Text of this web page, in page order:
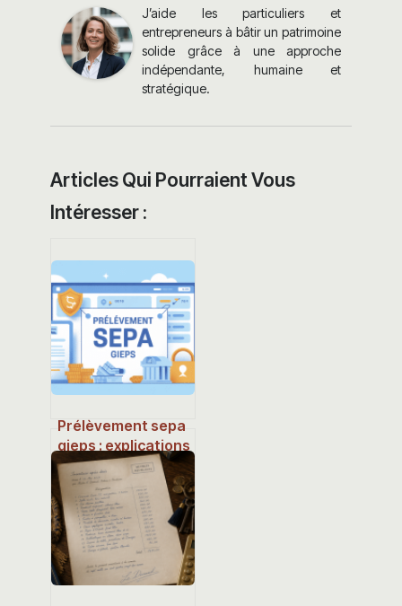
J’aide les particuliers et
entrepreneurs à bâtir un patrimoine
solide grâce à une approche
indépendante, humaine et
stratégique.
Articles Qui Pourraient Vous
Intéresser :
Prélèvement sepa
gieps : explications
claires, risques et
solutions
concrètes